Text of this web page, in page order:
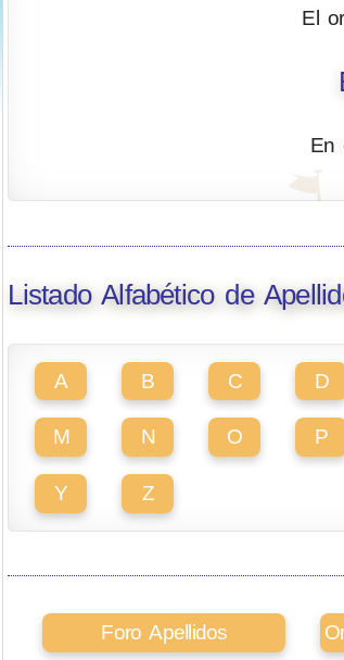
El
En
Listado Alfabético de
A B C D
M N O P
Y Z
Foro Apellidos